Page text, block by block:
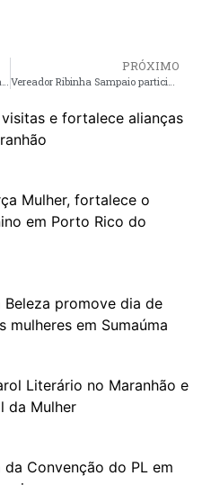
PRÓXIMO
e fortalece alianças
Mulher, fortalece o
em Porto Rico do
promove dia de
em Sumaúma
Literário no Maranhão e
da Mulher
Convenção do PL em